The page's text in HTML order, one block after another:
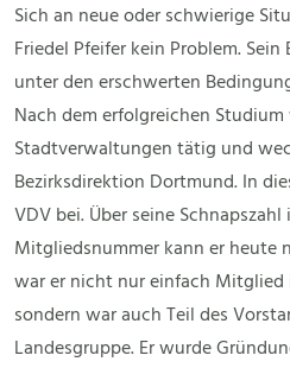
Sich an neue oder schwierige
Friedel Pfeifer kein Problem.
unter den erschwerten
Nach dem erfolgreichen
Stadtverwaltungen tätig und
Bezirksdirektion Dortmund. In
VDV bei. Über seine
Mitgliedsnummer kann er heute
war er nicht nur einfach
sondern war auch Teil des
Landesgruppe. Er wurde